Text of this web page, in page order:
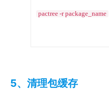
pactree -r package_name
5、清理包缓存